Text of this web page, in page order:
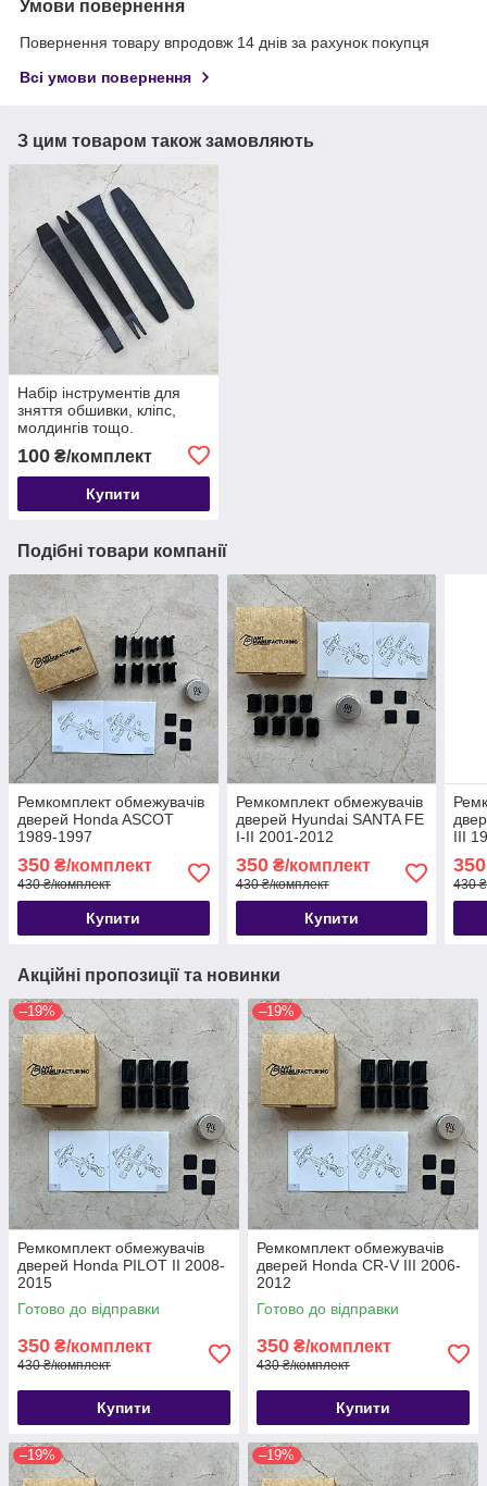
Умови повернення
Повернення товару впродовж 14 днів за рахунок покупця
Всі умови повернення
З цим товаром також замовляють
Набір інструментів для
зняття обшивки, кліпс,
молдингів тощо.
автомобіля з антиковзною
поверхнею, 4 шт
100 ₴/комплект
Купити
Подібні товари компанії
Ремкомплект обмежувачів
дверей Honda ASCOT
1989-1997
350 ₴/комплект
430 ₴/комплект
Купити
Ремкомплект обмежувачів
дверей Hyundai SANTA FE
I-II 2001-2012
350₴/комплект
430 ₴/комплект
Купити
III
350
430
Акційні пропозиції та новинки
–19%
Ремкомплект обмежувачів
дверей Honda PILOT II 2008-
2015
Готово до відправки
350 ₴/комплект
430 ₴/комплект
Купити
–19%
Ремкомплект обмежувачів
дверей Honda CR-V III 2006-
2012
Готово до відправки
350 ₴/комплект
430 ₴/комплект
Купити
–19% –19%